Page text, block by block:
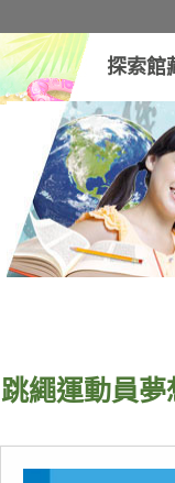
探索館
跳繩運動員夢